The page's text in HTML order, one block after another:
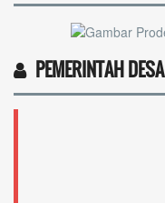
PEMERINTAH DESA